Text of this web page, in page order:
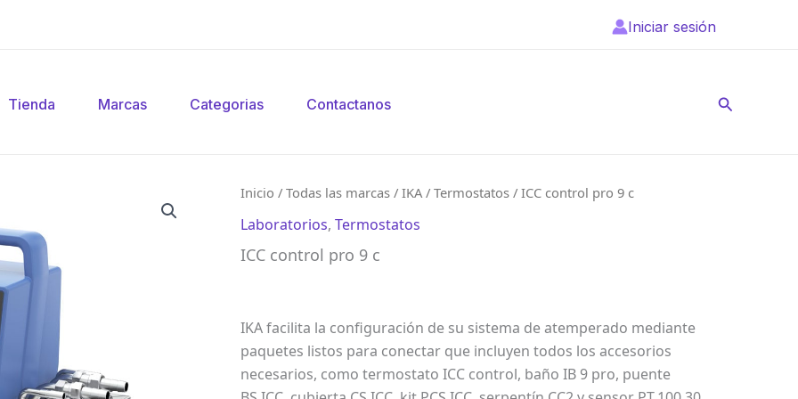
Iniciar sesión
Tienda Marcas Categorias Contactanos Buscar
Inicio /Todas las marcas /IKA/Termostatos / ICC control pro 9 c
Laboratorios,Termostatos
ICC control pro 9 c
IKA facilita la configuración de su sistema de atemperado mediante
paquetes listos para conectar que incluyen todos los accesorios
necesarios, como termostato ICC control, baño IB 9 pro, puente